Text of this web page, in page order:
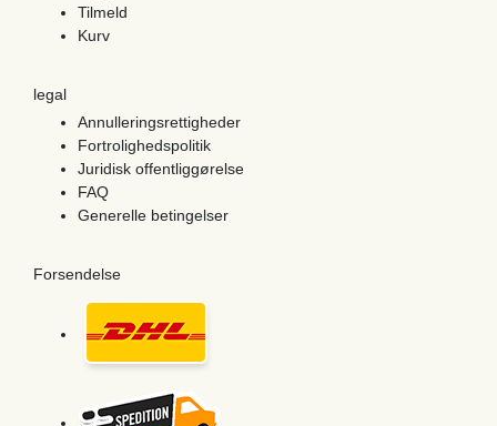
Tilmeld
Kurv
legal
Annulleringsrettigheder
Fortrolighedspolitik
Juridisk offentliggørelse
FAQ
Generelle betingelser
Forsendelse